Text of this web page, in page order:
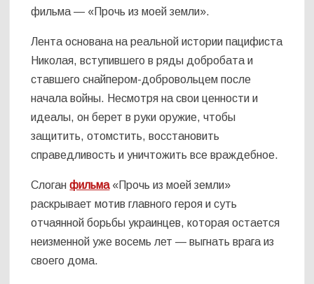
фильма — «Прочь из моей земли».
Лента основана на реальной истории пацифиста
Николая, вступившего в ряды добробата и
ставшего снайпером-добровольцем после
начала войны. Несмотря на свои ценности и
идеалы, он берет в руки оружие, чтобы
защитить, отомстить, восстановить
справедливость и уничтожить все враждебное.
Слоганфильма«Прочь из моей земли»
раскрывает мотив главного героя и суть
отчаянной борьбы украинцев, которая остается
неизменной уже восемь лет — выгнать врага из
своего дома.